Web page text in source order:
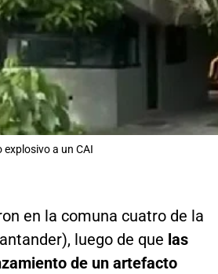
a un CAI
en la comuna cuatro de la
luego de que las
de un artefacto